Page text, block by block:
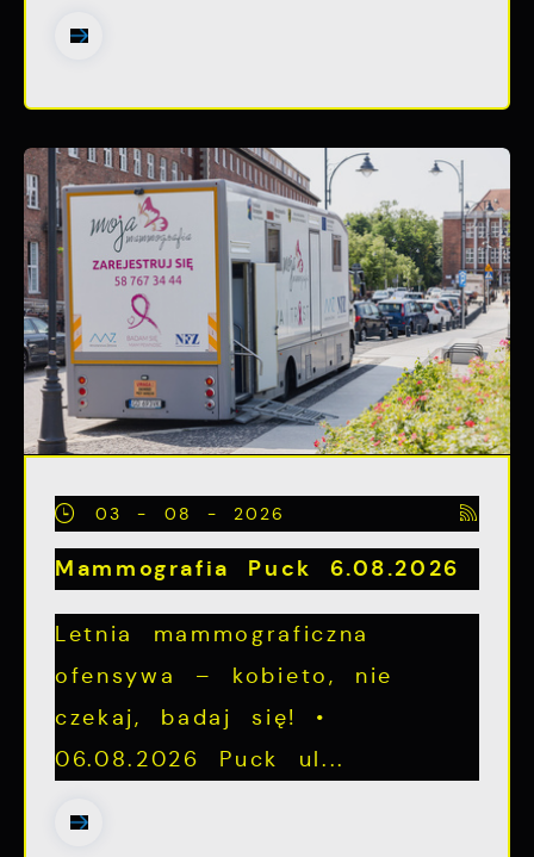
03 - 08 - 2026
Mammografia Puck 6.08.2026
Letnia mammograficzna
ofensywa – kobieto, nie
czekaj, badaj się! •
06.08.2026 Puck ul...